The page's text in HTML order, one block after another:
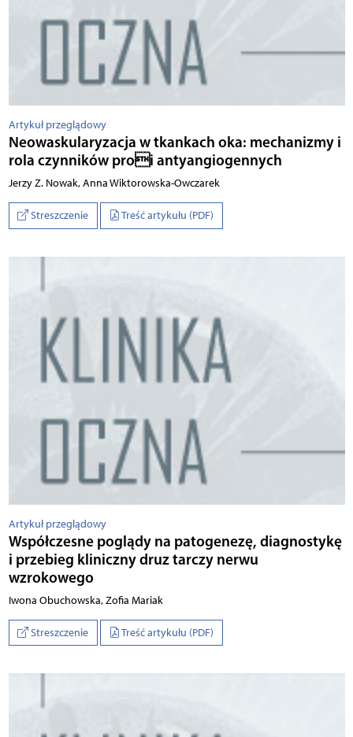
Artykuł przeglądowy
Neowaskularyzacja w tkankach oka: mechanizmy i
rola czynników proi antyangiogennych
Je­rzy Z. No­wak, An­na Wik­to­row­ska­-O­wcz­arek
Streszczenie Treść artykułu (PDF)
Artykuł przeglądowy
Współczesne poglądy na patogenezę, diagnostykę
i przebieg kliniczny druz tarczy nerwu
wzrokowego
Iwo­na Obu­chow­ska, Zo­fia Ma­riak
Streszczenie Treść artykułu (PDF)